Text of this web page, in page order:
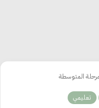
المتوسطة
تعليمي